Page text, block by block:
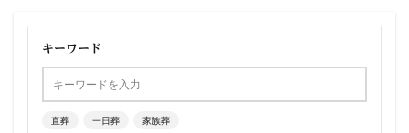
キーワード
直葬 一日葬 家族葬